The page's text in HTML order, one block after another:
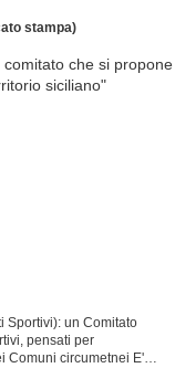
stampa)
Sportivi): un Comitato
pensati per
Comuni circumetnei E'